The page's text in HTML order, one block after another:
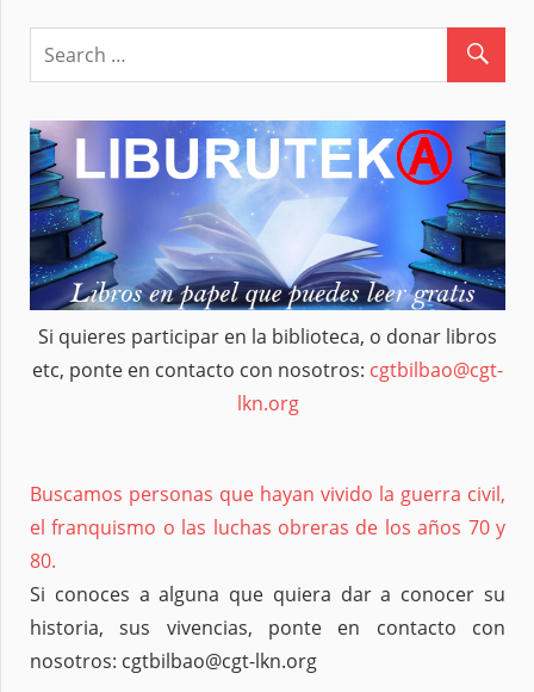
Si quieres participar en la biblioteca, o donar libros
etc, ponte en contacto con nosotros: cgtbilbao@cgt-
lkn.org
Buscamos personas que hayan vivido la guerra civil,
el franquismo o las luchas obreras de los años 70 y
80.
Si conoces a alguna que quiera dar a conocer su
historia, sus vivencias, ponte en contacto con
nosotros: cgtbilbao@cgt-lkn.org